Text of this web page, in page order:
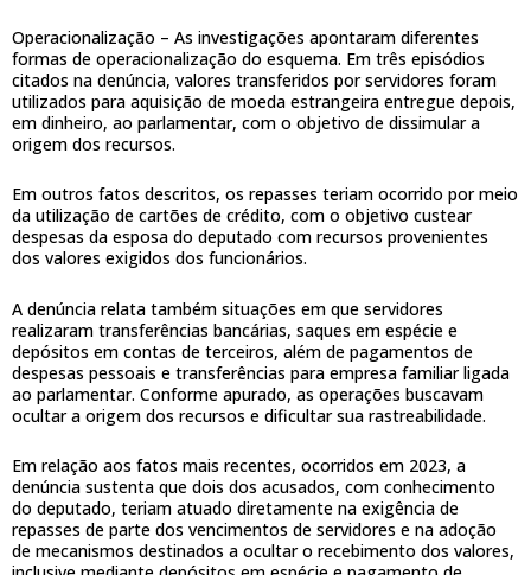
Operacionalização – As investigações apontaram diferentes
formas de operacionalização do esquema. Em três episódios
citados na denúncia, valores transferidos por servidores foram
utilizados para aquisição de moeda estrangeira entregue depois,
em dinheiro, ao parlamentar, com o objetivo de dissimular a
origem dos recursos.
Em outros fatos descritos, os repasses teriam ocorrido por meio
da utilização de cartões de crédito, com o objetivo custear
despesas da esposa do deputado com recursos provenientes
dos valores exigidos dos funcionários.
A denúncia relata também situações em que servidores
realizaram transferências bancárias, saques em espécie e
depósitos em contas de terceiros, além de pagamentos de
despesas pessoais e transferências para empresa familiar ligada
ao parlamentar. Conforme apurado, as operações buscavam
ocultar a origem dos recursos e dificultar sua rastreabilidade.
Em relação aos fatos mais recentes, ocorridos em 2023, a
denúncia sustenta que dois dos acusados, com conhecimento
do deputado, teriam atuado diretamente na exigência de
repasses de parte dos vencimentos de servidores e na adoção
de mecanismos destinados a ocultar o recebimento dos valores,